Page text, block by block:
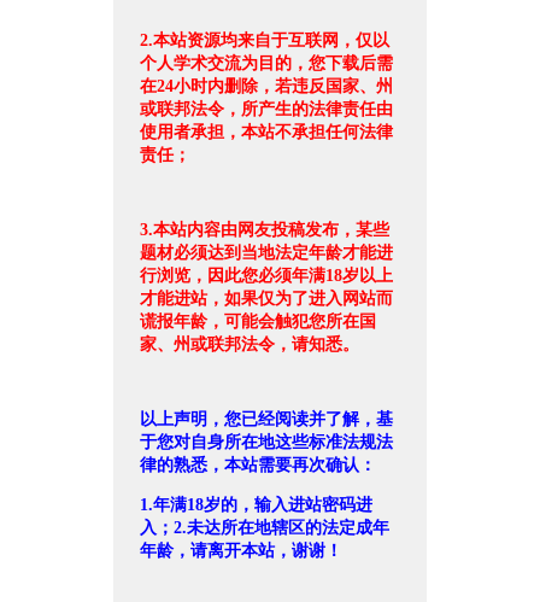
2.本站资源均来自于互联网，仅以
个人学术交流为目的，您下载后需
在24小时内删除，若违反国家、州
或联邦法令，所产生的法律责任由
使用者承担，本站不承担任何法律
责任；
3.本站内容由网友投稿发布，某些
题材必须达到当地法定年龄才能进
行浏览，因此您必须年满18岁以上
才能进站，如果仅为了进入网站而
谎报年龄，可能会触犯您所在国
家、州或联邦法令，请知悉。
以上声明，您已经阅读并了解，基
于您对自身所在地这些标准法规法
律的熟悉，本站需要再次确认：
1.年满18岁的，输入进站密码进
入；2.未达所在地辖区的法定成年
年龄，请离开本站，谢谢！